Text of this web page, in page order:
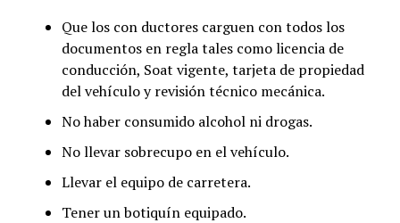
Que los con ductores carguen con todos los
documentos en regla tales como licencia de
conducción, Soat vigente, tarjeta de propiedad
del vehículo y revisión técnico mecánica.
No haber consumido alcohol ni drogas.
No llevar sobrecupo en el vehículo.
Llevar el equipo de carretera.
Tener un botiquín equipado.